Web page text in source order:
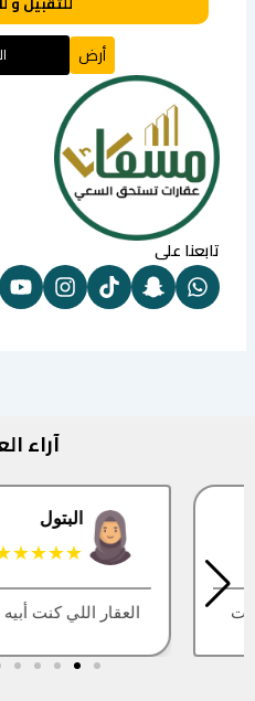
أرض
تابعنا على
آراء
البتول
★★★★★
العقار اللي كنت أبيه طلع